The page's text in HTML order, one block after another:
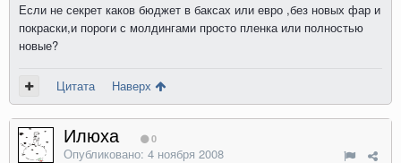
Если не секрет каков бюджет в баксах или евро ,без новых фар и
покраски,и пороги с молдингами просто пленка или полностью
новые?
Цитата Наверх
Илюха 0
Опубликовано: 4 ноября 2008